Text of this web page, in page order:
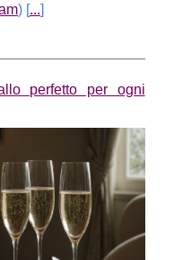
) [...]
perfetto per ogni